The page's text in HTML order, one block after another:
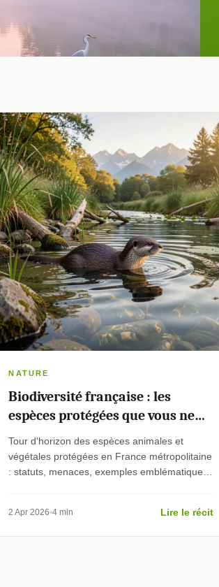
NATURE
Biodiversité française : les
espèces protégées que vous ne
soupçonnez pas
Tour d'horizon des espèces animales et
végétales protégées en France métropolitaine
: statuts, menaces, exemples emblématiques
2 Apr 2026 4 min Lire le récit